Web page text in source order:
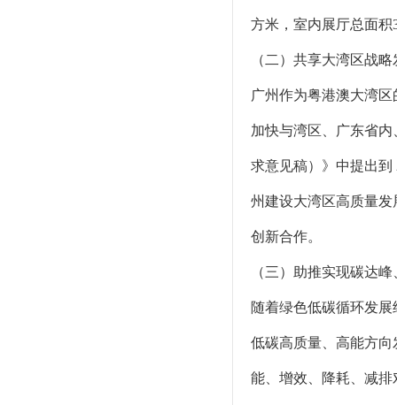
方米，室内展厅总面积
（二）共享大湾区战
广州作为粤港澳大湾
加快与湾区、广东省
求意见稿）》中提出
州建设大湾区高质量
创新合作。
（三）助推实现碳达
随着绿色低碳循环发
低碳高质量、高能方
能、增效、降耗、减